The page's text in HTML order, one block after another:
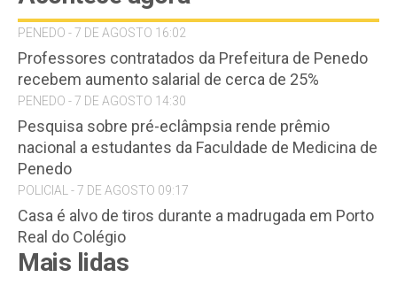
PENEDO - 7 DE AGOSTO 16:02
Professores contratados da Prefeitura de Penedo
recebem aumento salarial de cerca de 25%
PENEDO - 7 DE AGOSTO 14:30
Pesquisa sobre pré-eclâmpsia rende prêmio
nacional a estudantes da Faculdade de Medicina de
Penedo
POLICIAL - 7 DE AGOSTO 09:17
Casa é alvo de tiros durante a madrugada em Porto
Real do Colégio
Mais lidas